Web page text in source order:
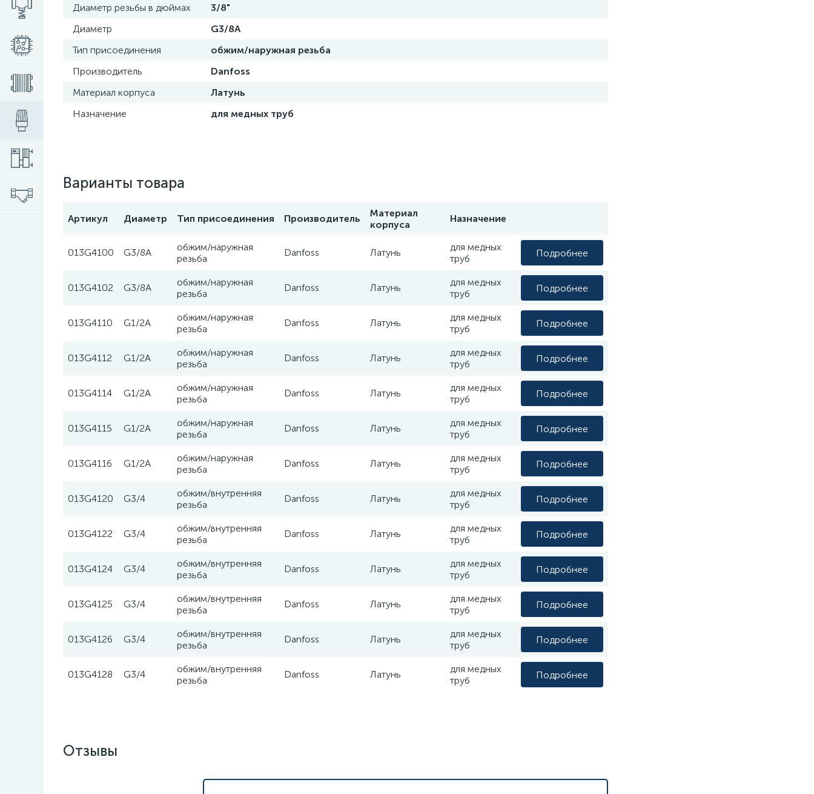
Диаметр резьбы в дюймах
3/8"
Диаметр
G3/8A
Тип присоединения
обжим/наружная резьба
Производитель
Danfoss
Материал корпуса
Латунь
Назначение
для медных труб
Варианты товара
Артикул Диаметр Тип присоединения Производитель
Материал
корпуса
Назначение
013G4100 G3/8A
обжим/наружная
резьба
Danfoss Латунь
для медных
труб
Подробнее
013G4102 G3/8A
обжим/наружная
резьба
Danfoss Латунь
для медных
труб
Подробнее
013G4110 G1/2A
обжим/наружная
резьба
Danfoss Латунь
для медных
труб
Подробнее
013G4112 G1/2A
обжим/наружная
резьба
Danfoss Латунь
для медных
труб
Подробнее
013G4114 G1/2A
обжим/наружная
резьба
Danfoss Латунь
для медных
труб
Подробнее
013G4115 G1/2A
обжим/наружная
резьба
Danfoss Латунь
для медных
труб
Подробнее
013G4116 G1/2A
обжим/наружная
резьба
Danfoss Латунь
для медных
труб
Подробнее
013G4120 G3/4
обжим/внутренняя
резьба
Danfoss Латунь
для медных
труб
Подробнее
013G4122 G3/4
обжим/внутренняя
резьба
Danfoss Латунь
для медных
труб
Подробнее
013G4124 G3/4
обжим/внутренняя
резьба
Danfoss Латунь
для медных
труб
Подробнее
013G4125 G3/4
обжим/внутренняя
резьба
Danfoss Латунь
для медных
труб
Подробнее
013G4126 G3/4
обжим/внутренняя
резьба
Danfoss Латунь
для медных
труб
Подробнее
013G4128 G3/4
обжим/внутренняя
резьба
Danfoss Латунь
для медных
труб
Подробнее
Отзывы